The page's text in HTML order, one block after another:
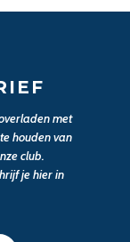
met
houden van
club.
je hier in